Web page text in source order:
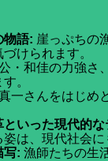
物語: 崖っぷちの
けられます。
・和佳の力強さ
。
一さんをはじめ
いった現代的な
は、現代社会
写: 漁師たちの生